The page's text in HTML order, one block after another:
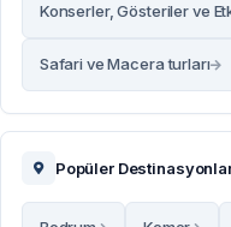
Konserler, Gösteriler ve
Safari ve Macera turları
Popüler